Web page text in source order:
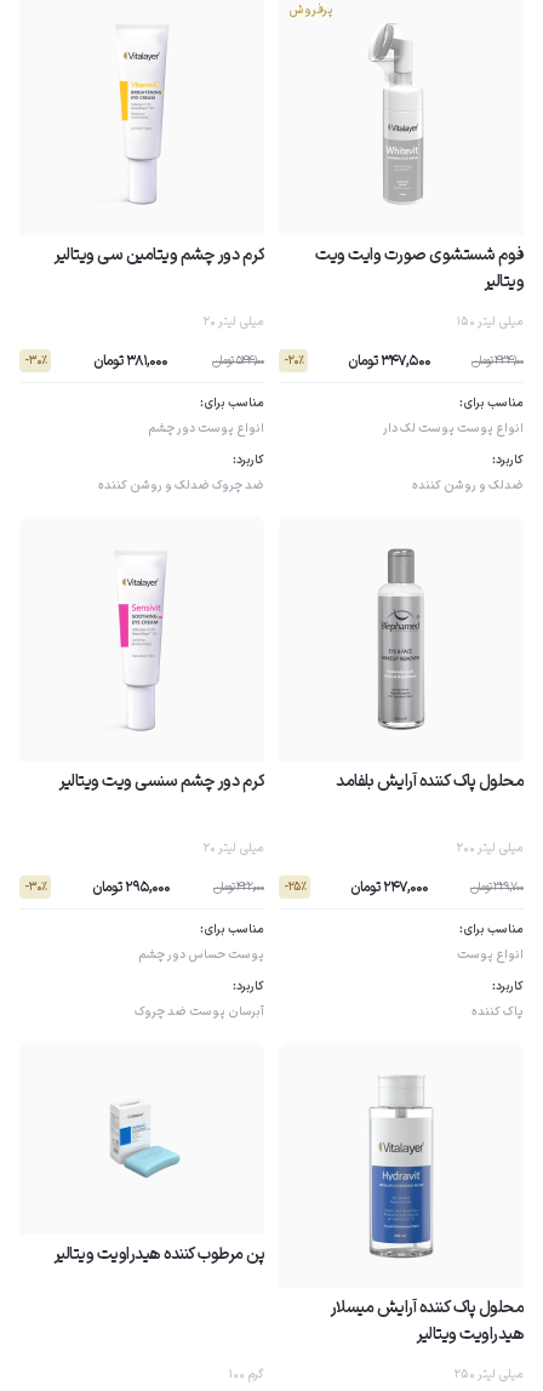
فوم شستشوی صورت وایت ویت
ویتالیر
150 میلی لیتر
434,100 تومان 347,500 تومان - 20٪
مناسب برای:
انواع پوست پوست لک دار
کاربرد:
ضدلک و روشن کننده
پرفروش
کرم دور چشم ویتامین سی ویتالیر
20 میلی لیتر
544,100 تومان 381,000 تومان - 30٪
مناسب برای:
انواع پوست دور چشم
کاربرد:
ضد چروک ضدلک و روشن کننده
محلول پاک کننده آرایش بلفامد
200 میلی لیتر
329,700 تومان 247,000 تومان - 25٪
مناسب برای:
انواع پوست
کاربرد:
پاک کننده
کرم دور چشم سنسی ویت ویتالیر
20 میلی لیتر
422,000 تومان 295,000 تومان - 30٪
مناسب برای:
پوست حساس دور چشم
کاربرد:
آبرسان پوست ضد چروک
محلول پاک کننده آرایش میسلار
هیدراویت ویتالیر
250 میلی لیتر
پن مرطوب کننده هیدراویت ویتالیر
100 گرم